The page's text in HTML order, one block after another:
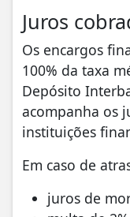
Juros
Os encargos
100% da taxa
Depósito
acompanha os
instituições
Em caso de
juros de